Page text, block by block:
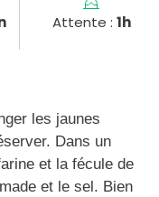
Attente : 1h
les jaunes
Dans un
et la fécule de
et le sel. Bien